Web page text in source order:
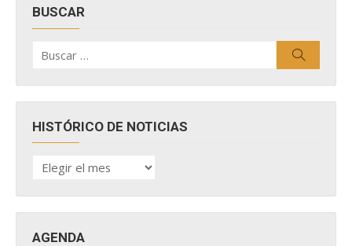
BUSCAR
por:
HISTÓRICO DE NOTICIAS
HISTÓRICO
DE
AGENDA